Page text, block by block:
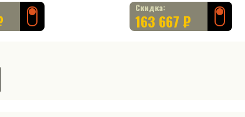
Скидка:
163 667 ₽